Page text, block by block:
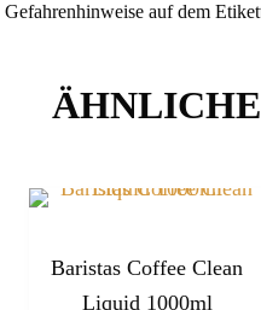
Gefahrenhinweise auf dem
Baristas Coffee Clean
Liquid 1000ml